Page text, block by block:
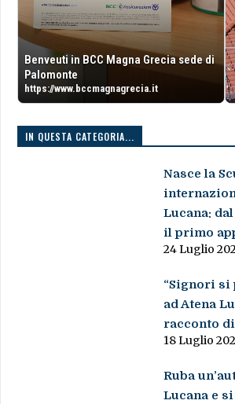
Benveuti in BCC Magna Grecia sede di
Palomonte
https://www.bccmagnagrecia.it
IN QUESTA CATEGORIA...
Nasce la
Lucana:
il primo
24 Luglio
“Signori si
ad Atena
racconto di
18 Luglio
Ruba
Lucana e